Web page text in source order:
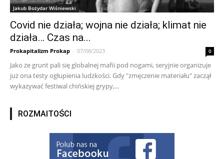
Jakub Bożydar Wiśniewski
Covid nie działa; wojna nie działa; klimat nie
działa… Czas na...
Prokapitalizm Prokap - 07/08/2023 0
Jako że grunt pali się globalnej mafii pod nogami, seryjnie organizuje
już ona testy ogłupienia ludzkości. Gdy "zmęczenie materiału" zaczął
wykazywać festiwal chińskiej grypy,...
ROZMAITOŚCI